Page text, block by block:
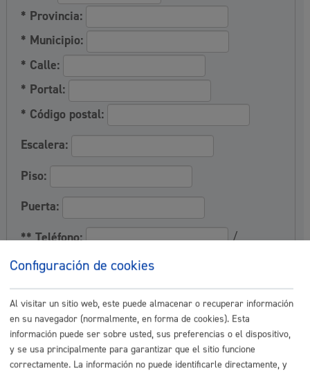
* Provincia:
* Municipio:
* Calle:
* Portal:
* Código postal:
Escalera:
Piso:
Puerta:
** Teléfono:
/
** Email:
/
* En calidad de:
Configuración de cookies
Al visitar un sitio web, este puede almacenar o recuperar información
en su navegador (normalmente, en forma de cookies). Esta
información puede ser sobre usted, sus preferencias o el dispositivo,
y se usa principalmente para garantizar que el sitio funcione
correctamente. La información no puede identificarle directamente, y